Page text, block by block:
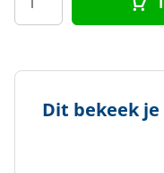
Dit bekeek